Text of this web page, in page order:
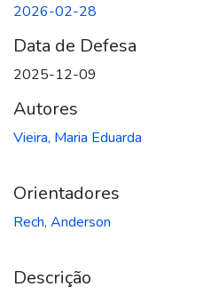
2026-02-28
Data de Defesa
2025-12-09
Autores
Vieira, Maria Eduarda
Orientadores
Rech, Anderson
Descrição